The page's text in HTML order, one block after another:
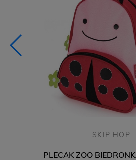
SKIP HOP
PLECAK ZOO